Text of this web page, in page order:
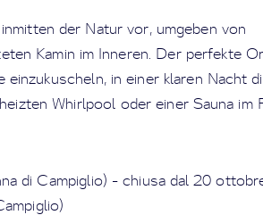
der Natur vor, umgeben von
Kamin im Inneren. Der perfekte
in einer klaren Nacht
Whirlpool oder einer Sauna im
di Campiglio) - chiusa dal 20